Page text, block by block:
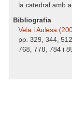
la catedral amb
Bibliografia
Vela i Aulesa
pp. 329, 344,
768, 778, 784 i